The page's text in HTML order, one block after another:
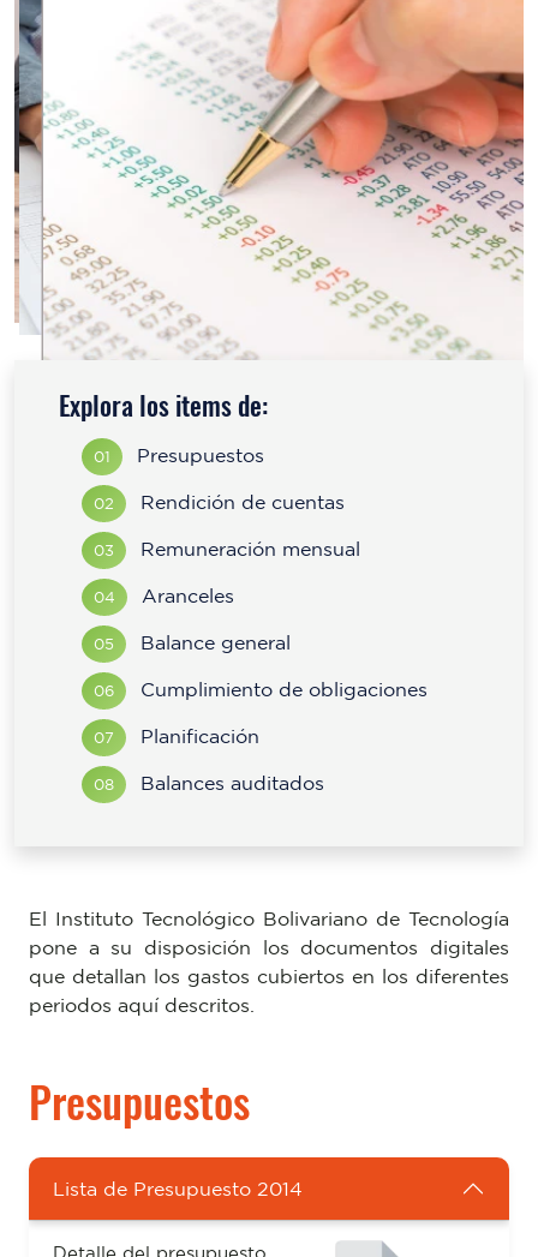
Explora los items de:
01 Presupuestos
02 Rendición de cuentas
03 Remuneración mensual
04 Aranceles
05 Balance general
06 Cumplimiento de obligaciones
07 Planificación
08 Balances auditados
El Instituto Tecnológico Bolivariano de Tecnología
pone a su disposición los documentos digitales
que detallan los gastos cubiertos en los diferentes
periodos aquí descritos.
Presupuestos
Lista de Presupuesto 2014
Detalle del presupuesto